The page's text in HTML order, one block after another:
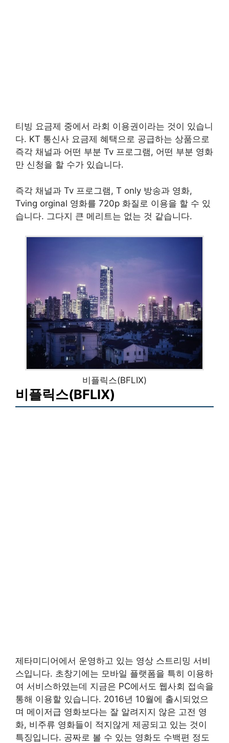
티빙 요금제 중에서 라회 이용권이라는 것이 있습니
다. KT 통신사 요금제 혜택으로 공급하는 상품으로
즉각 채널과 어떤 부분 Tv 프로그램, 어떤 부분 영화
만 신청을 할 수가 있습니다.
즉각 채널과 Tv 프로그램, T only 방송과 영화,
Tving orginal 영화를 720p 화질로 이용을 할 수 있
습니다. 그다지 큰 메리트는 없는 것 같습니다.
비플릭스(BFLIX)
비플릭스(BFLIX)
제타미디어에서 운영하고 있는 영상 스트리밍 서비
스입니다. 초창기에는 모바일 플랫폼을 특히 이용하
여 서비스하였는데 지금은 PC에서도 웹사회 접속을
통해 이용할 있습니다. 2016년 10월에 출시되었으
며 메이저급 영화보다는 잘 알려지지 않은 고전 영
화, 비주류 영화들이 적지않게 제공되고 있는 것이
특징입니다. 공짜로 볼 수 있는 영화도 수백편 정도